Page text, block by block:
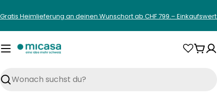
Inhalt
springen
Gratis Heimlieferung an deinen Wunschort ab CHF 799.–
Suchen